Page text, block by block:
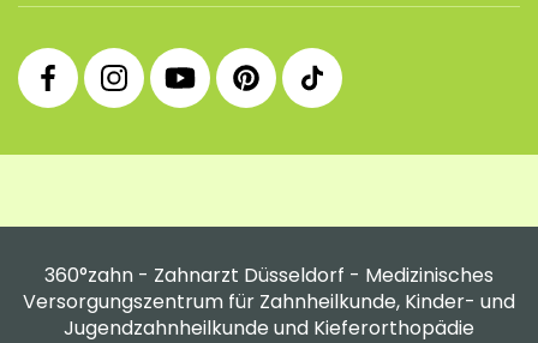
360°
Facebook
Fanpage
360°
Instagram
Praxis
360°
YouTube
Channel
360°
Pinterest
Profil
360°
tiktok
Profil
360°zahn - Zahnarzt Düsseldorf - Medizinisches
Versorgungszentrum für Zahnheilkunde, Kinder- und
Jugendzahnheilkunde und Kieferorthopädie